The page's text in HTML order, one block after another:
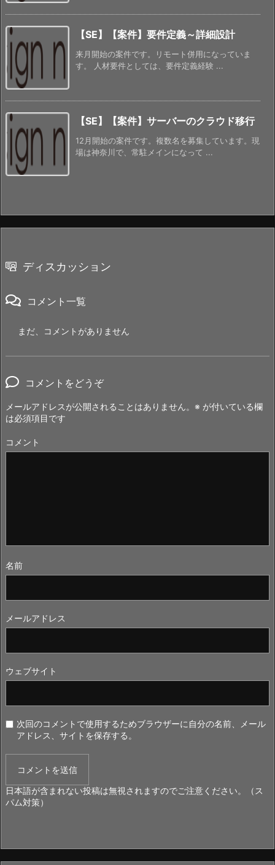
【SE】【案件】要件定義～詳細設計
来月開始の案件です。リモート併用になっていま
す。 人材要件としては、要件定義経験 ...
【SE】【案件】サーバーのクラウド移行
12月開始の案件です。複数名を募集しています。現
場は神奈川で、常駐メインになって ...
ディスカッション
コメント一覧
まだ、コメントがありません
コメントをどうぞ
メールアドレスが公開されることはありません。 ※ が付いている欄
は必須項目です
コメント
名前
メールアドレス
ウェブサイト
次回のコメントで使用するためブラウザーに自分の名前、メール
アドレス、サイトを保存する。
日本語が含まれない投稿は無視されますのでご注意ください。（ス
パム対策）